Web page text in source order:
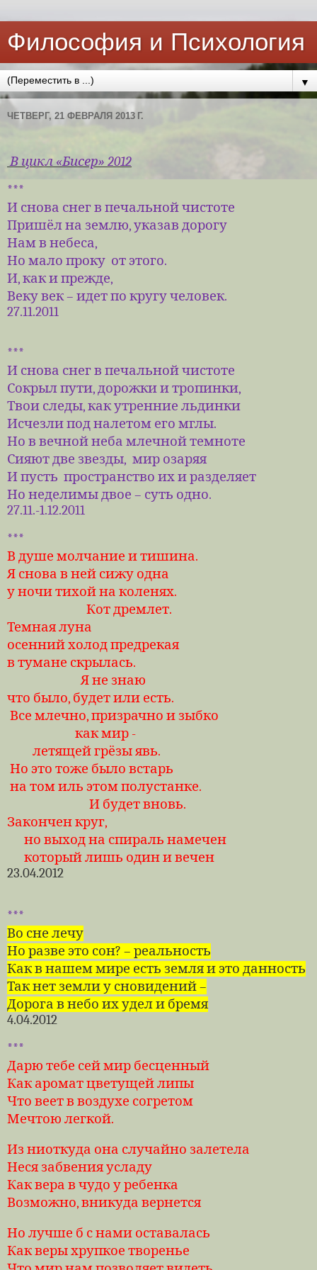
Философия и Психология
▼
ЧЕТВЕРГ, 21 ФЕВРАЛЯ 2013 Г.
В цикл «Бисер» 2012
***
И снова снег в печальной чистоте
Пришёл на землю, указав дорогу
Нам в небеса,
Но мало проку от этого.
И, как и прежде,
Веку век – идет по кругу человек.
27.11.2011
***
И снова снег в печальной чистоте
Сокрыл пути, дорожки и тропинки,
Твои следы, как утренние льдинки
Исчезли под налетом его мглы.
Но в вечной неба млечной темноте
Сияют две звезды, мир озаряя
И пусть пространство их и разделяет
Но неделимы двое – суть одно.
27.11.-1.12.2011
***
В душе молчание и тишина.
Я снова в ней сижу одна
у ночи тихой на коленях.
Кот дремлет.
Темная луна
осенний холод предрекая
в тумане скрылась.
Я не знаю
что было, будет или есть.
Все млечно, призрачно и зыбко
как мир -
летящей грёзы явь.
Но это тоже было встарь
на том иль этом полустанке.
И будет вновь.
Закончен круг,
но выход на спираль намечен
который лишь один и вечен
23.04.2012
***
Во сне лечу
Но разве это сон? – реальность
Как в нашем мире есть земля и это данность
Так нет земли у сновидений –
Дорога в небо их удел и бремя
4.04.2012
***
Дарю тебе сей мир бесценный
Как аромат цветущей липы
Что веет в воздухе согретом
Мечтою легкой.
Из ниоткуда она случайно залетела
Неся забвения усладу
Как вера в чудо у ребенка
Возможно, вникуда вернется
Но лучше б с нами оставалась
Как веры хрупкое творенье